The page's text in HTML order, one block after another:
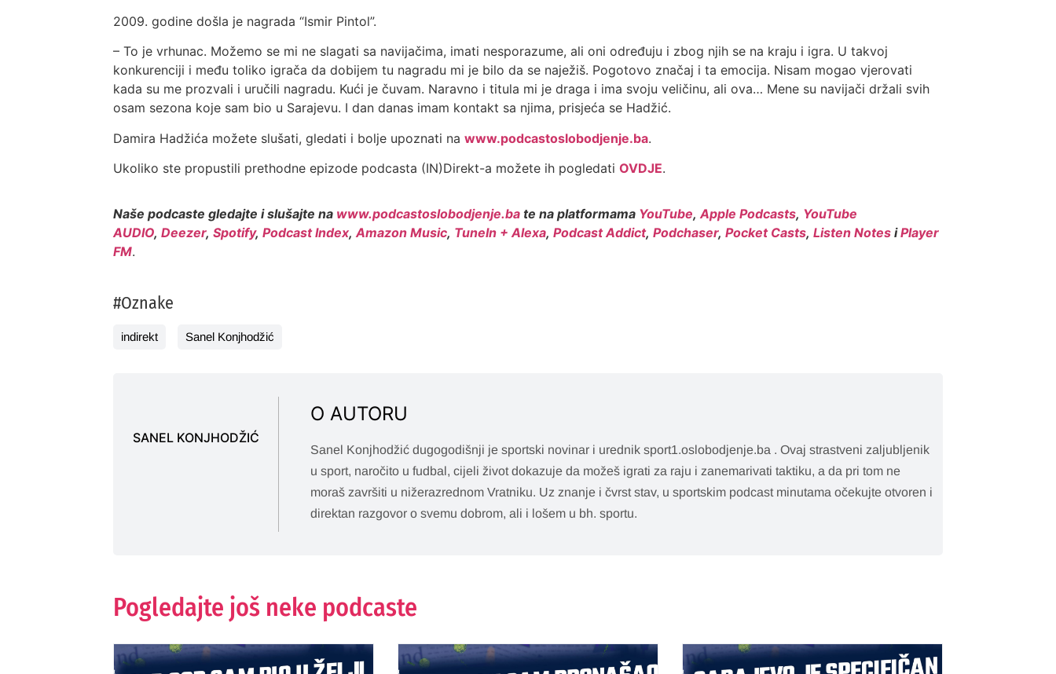
2009. godine došla je nagrada “Ismir Pintol”.
– To je vrhunac. Možemo se mi ne slagati sa navijačima, imati nesporazume, ali oni određuju i zbog njih se na kraju i igra. U takvoj
konkurenciji i među toliko igrača da dobijem tu nagradu mi je bilo da se naježiš. Pogotovo značaj i ta emocija. Nisam mogao vjerovati
kada su me prozvali i uručili nagradu. Kući je čuvam. Naravno i titula mi je draga i ima svoju veličinu, ali ova… Mene su navijači držali svih
osam sezona koje sam bio u Sarajevu. I dan danas imam kontakt sa njima, prisjeća se Hadžić.
Damira Hadžića možete slušati, gledati i bolje upoznati nawww.podcastoslobodjenje.ba.
Ukoliko ste propustili prethodne epizode podcasta (IN)Direkt-a možete ih pogledatiOVDJE.
Naše podcaste gledajte i slušajte na www.podcastoslobodjenje.bate na platformama YouTube,Apple Podcasts, YouTube
AUDIO,Deezer,Spotify,Podcast Index,Amazon Music, TuneIn + Alexa,Podcast Addict,Podchaser,Pocket Casts,Listen Notes iPlayer
FM.
#Oznake
indirekt Sanel Konjhodžić
SANEL KONJHODŽIĆ
O AUTORU
Sanel Konjhodžić dugogodišnji je sportski novinar i urednik sport1.oslobodjenje.ba . Ovaj strastveni zaljubljenik
u sport, naročito u fudbal, cijeli život dokazuje da možeš igrati za raju i zanemarivati taktiku, a da pri tom ne
moraš završiti u nižerazrednom Vratniku. Uz znanje i čvrst stav, u sportskim podcast minutama očekujte otvoren i
direktan razgovor o svemu dobrom, ali i lošem u bh. sportu.
Pogledajte još neke podcaste